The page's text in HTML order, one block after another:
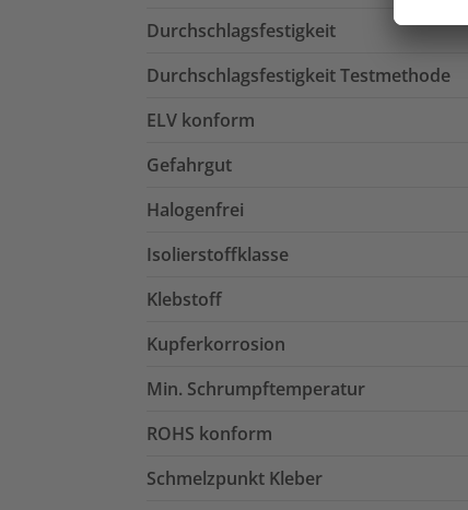
Durchschlagsfestigkeit
Durchschlagsfestigkeit Testmethode
ELV konform
Gefahrgut
Halogenfrei
Isolierstoffklasse
Klebstoff
Kupferkorrosion
Min. Schrumpftemperatur
ROHS konform
Schmelzpunkt Kleber